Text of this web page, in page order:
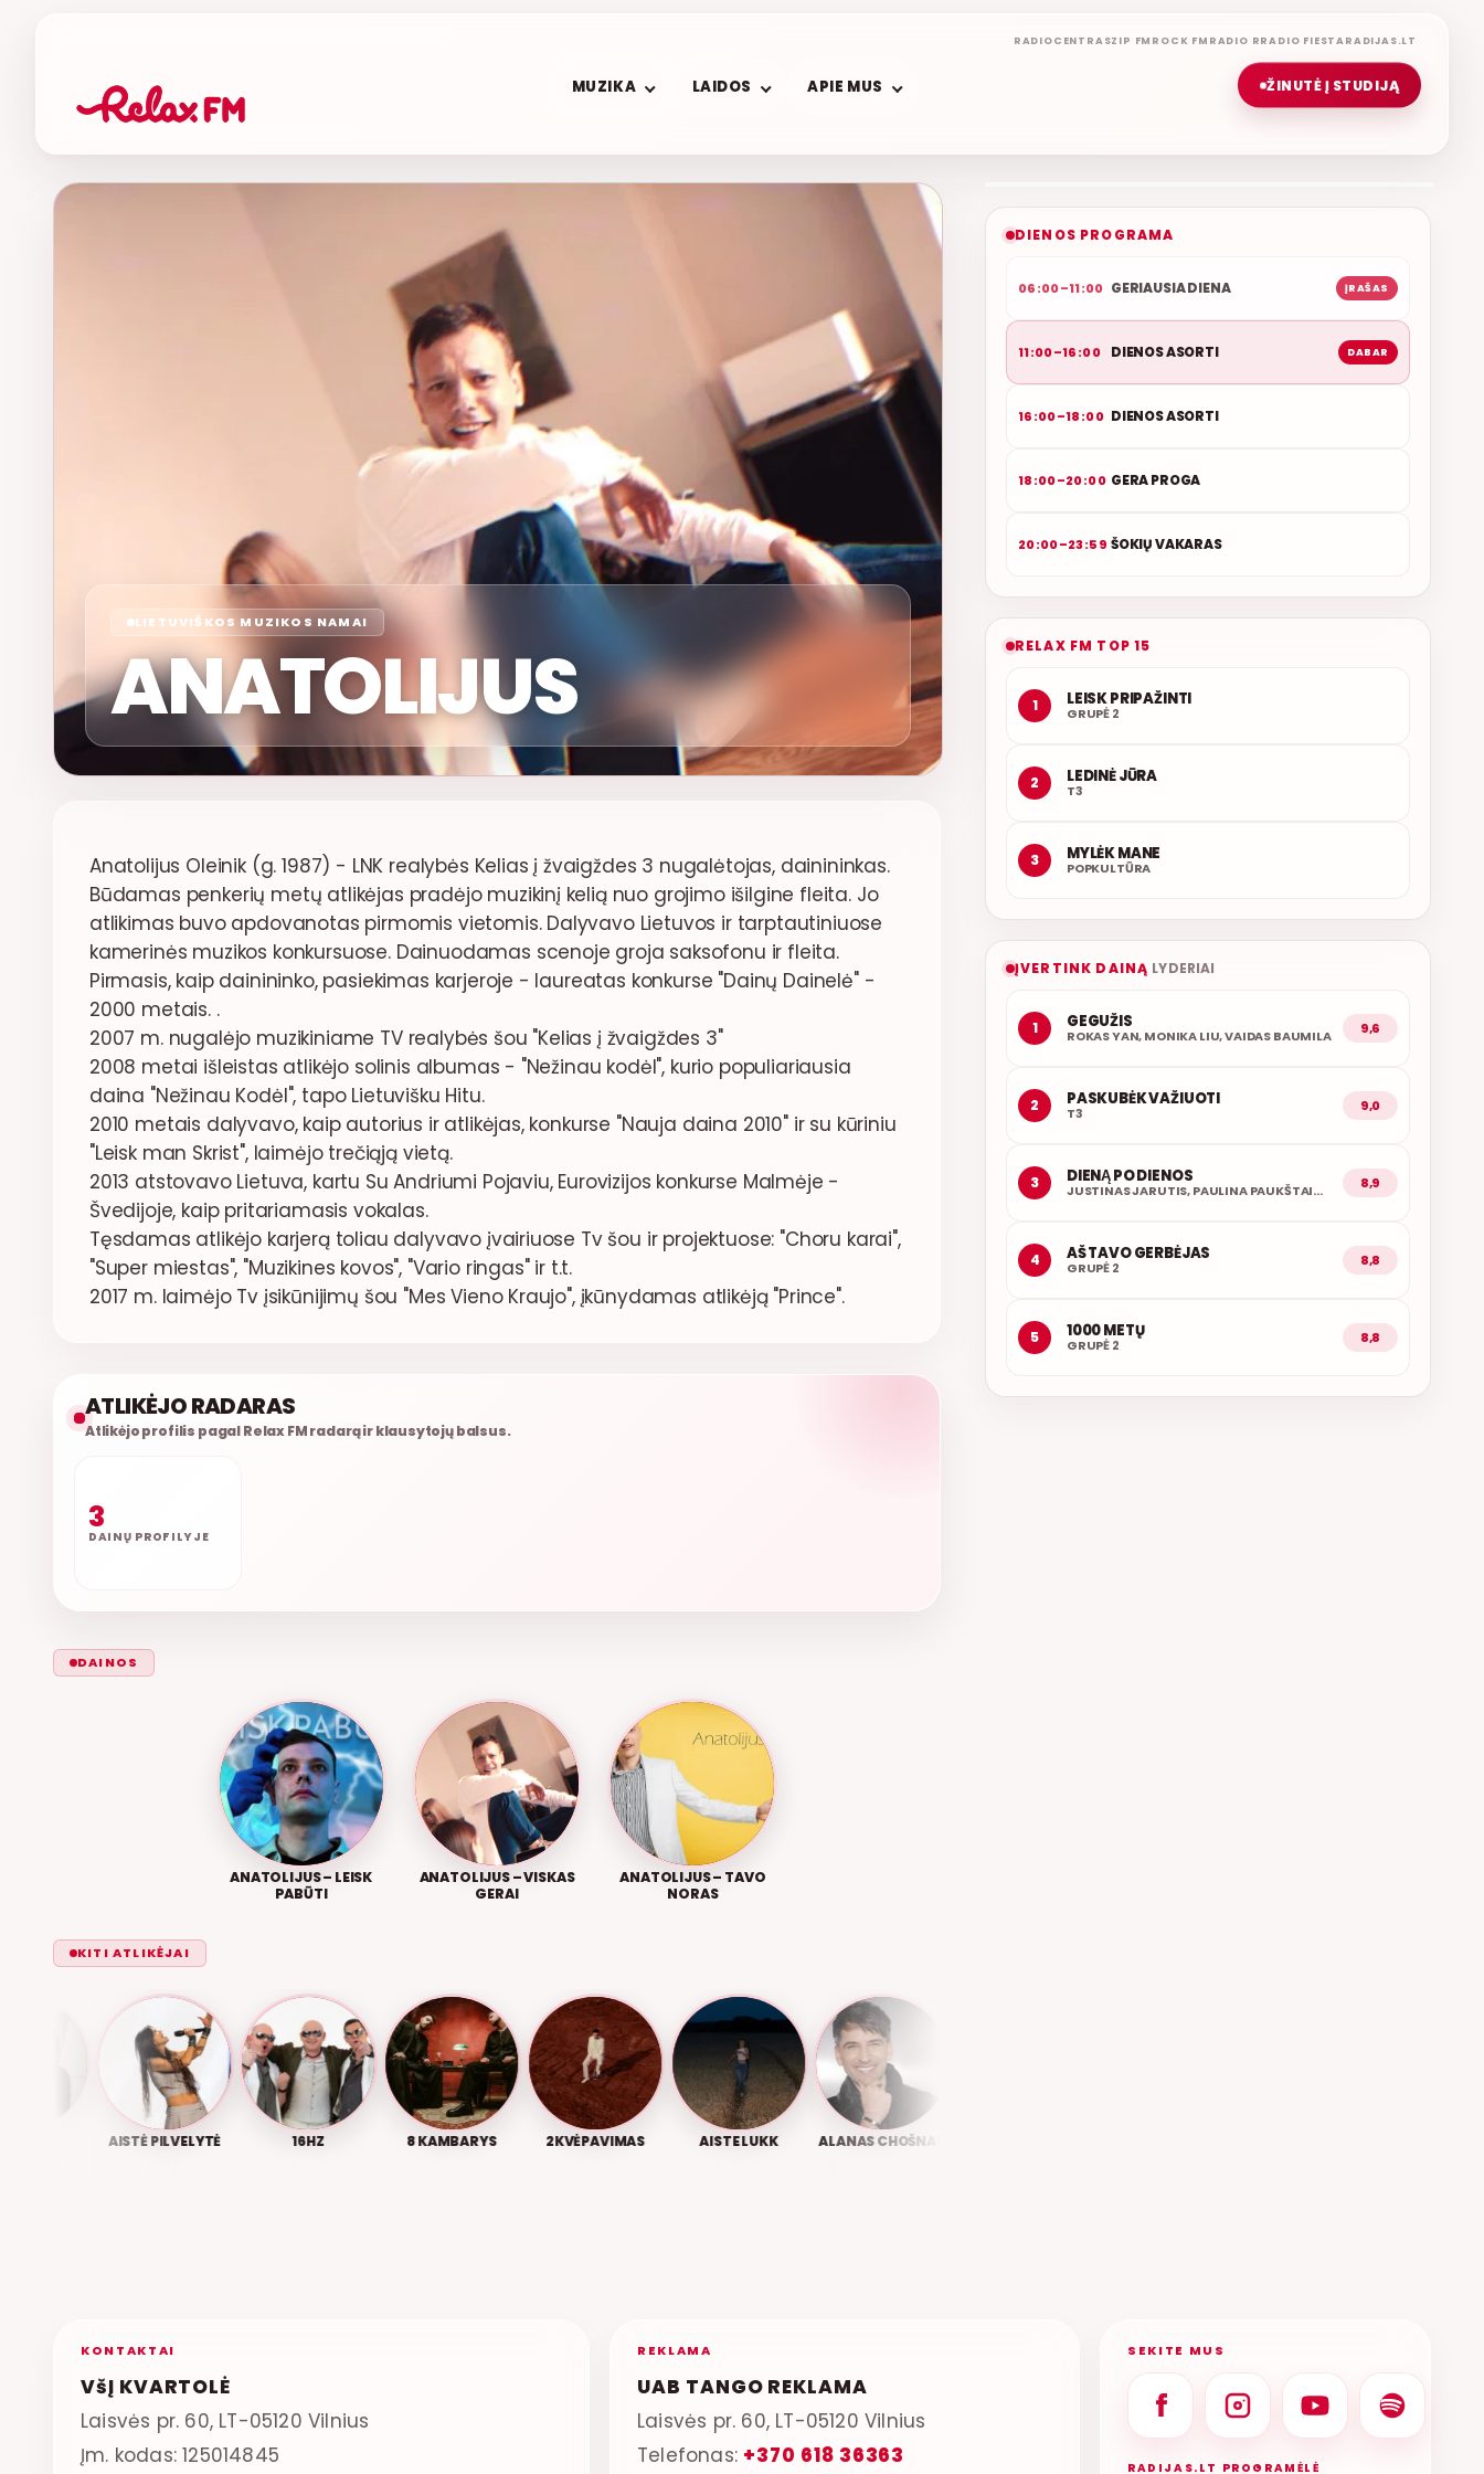
RADIOCENTRASZIP FM ROCK FM RADIO RRADIO FIESTARADIJAS.LT
ŽINUTĖ Į STUDIJĄ
MUZIKA LAIDOS APIE MUS
LIETUVIŠKOS MUZIKOS NAMAI
ANATOLIJUS
Anatolijus Oleinik (g. 1987) - LNK realybės Kelias į žvaigždes 3 nugalėtojas, dainininkas.
Būdamas penkerių metų atlikėjas pradėjo muzikinį kelią nuo grojimo išilgine fleita. Jo
atlikimas buvo apdovanotas pirmomis vietomis. Dalyvavo Lietuvos ir tarptautiniuose
kamerinės muzikos konkursuose. Dainuodamas scenoje groja saksofonu ir fleita.
Pirmasis, kaip dainininko, pasiekimas karjeroje - laureatas konkurse "Dainų Dainelė" -
2000 metais. .
2007 m. nugalėjo muzikiniame TV realybės šou "Kelias į žvaigždes 3"
2008 metai išleistas atlikėjo solinis albumas - "Nežinau kodėl", kurio populiariausia
daina "Nežinau Kodėl", tapo Lietuvišku Hitu.
2010 metais dalyvavo, kaip autorius ir atlikėjas, konkurse "Nauja daina 2010" ir su kūriniu
"Leisk man Skrist", laimėjo trečiąją vietą.
2013 atstovavo Lietuva, kartu Su Andriumi Pojaviu, Eurovizijos konkurse Malmėje -
Švedijoje, kaip pritariamasis vokalas.
Tęsdamas atlikėjo karjerą toliau dalyvavo įvairiuose Tv šou ir projektuose: "Choru karai",
"Super miestas", "Muzikines kovos", "Vario ringas" ir t.t.
2017 m. laimėjo Tv įsikūnijimų šou "Mes Vieno Kraujo", įkūnydamas atlikėją "Prince".
ATLIKĖJO RADARAS
Atlikėjo profilis pagal Relax FM radarą ir klausytojų balsus.
3
DAINŲ PROFILYJE
DAINOS
ANATOLIJUS – LEISK
PABŪTI
ANATOLIJUS – VISKAS
GERAI
ANATOLIJUS – TAVO
NORAS
KITI ATLIKĖJAI
AISTĖ PILVELYTĖ 16HZ 8 KAMBARYS 2KVĖPAVIMAS AISTE LUKK ALANAS CHOŠNAU
ETERYJE
DIENOS ASORTI REMIGIJUS LUKOČIUS
DIENOS PROGRAMA
06:00–11:00 GERIAUSIA DIENA ĮRAŠAS
11:00–16:00 DIENOS ASORTI DABAR
16:00–18:00 DIENOS ASORTI
18:00–20:00 GERA PROGA
20:00–23:59 ŠOKIŲ VAKARAS
RELAX FM TOP 15
1 LEISK PRIPAŽINTI
GRUPĖ 2
2 LEDINĖ JŪRA
T3
3 MYLĖK MANE
POPKULTŪRA
ĮVERTINK DAINĄ LYDERIAI
1 GEGUŽIS
ROKAS YAN, MONIKA LIU, VAIDAS BAUMILA 9,6
2 PASKUBĖK VAŽIUOTI
T3 9,0
3 DIENĄ PO DIENOS
JUSTINAS JARUTIS, PAULINA PAUKŠTAITYTĖ 8,9
4 AŠ TAVO GERBĖJAS
GRUPĖ 2 8,8
5 1000 METŲ
GRUPĖ 2 8,8
KONTAKTAI
VšĮ KVARTOLĖ
Laisvės pr. 60, LT-05120 Vilnius
Įm. kodas: 125014845
REKLAMA
UAB TANGO REKLAMA
Laisvės pr. 60, LT-05120 Vilnius
Telefonas: +370 618 36363
SEKITE MUS
RADIJAS.LT PROGRAMĖLĖ